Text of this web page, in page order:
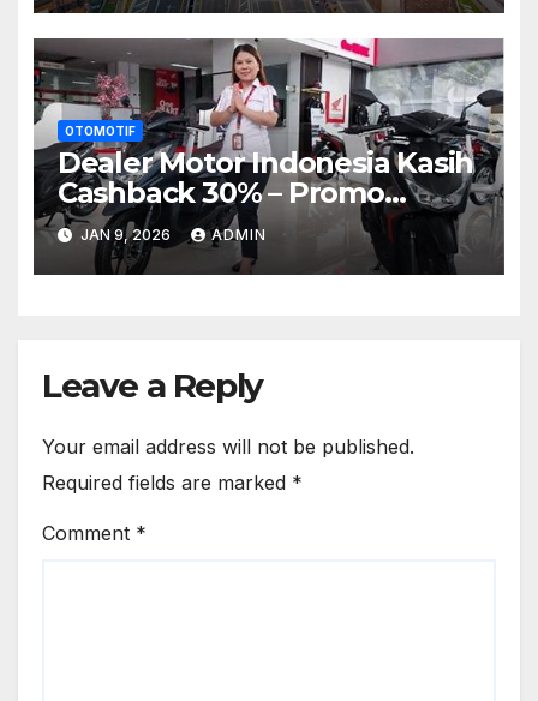
OTOMOTIF
Dealer Motor Indonesia Kasih
Cashback 30% – Promo
Musim Liburan!
JAN 9, 2026 ADMIN
Leave a Reply
Your email address will not be published.
Required fields are marked *
Comment *